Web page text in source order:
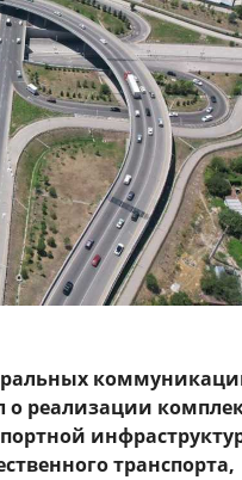
реализации
транспорта,